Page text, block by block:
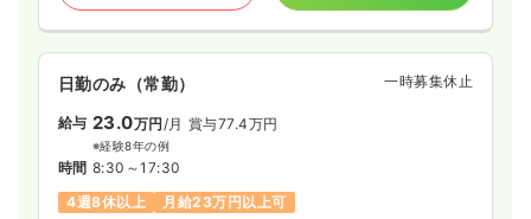
日勤のみ（常勤） 一時募集休止
給与 23.0万円/月 賞与77.4万円
※経験8年の例
時間 8:30～17:30
4週8休以上
月給23万円以上可